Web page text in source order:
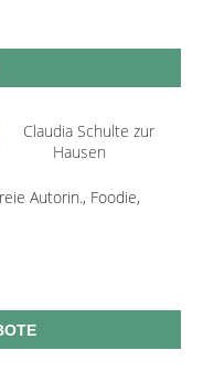
Autorin., Foodie,